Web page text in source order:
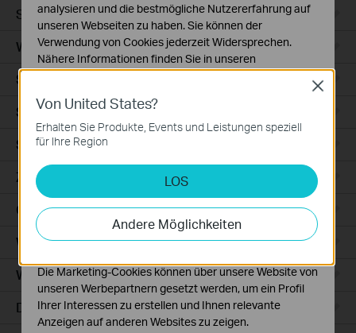
Smart Sensors
WLAN-Repeater+
Smartes Thermostat
Smart Hub
Saugroboter
Zubehör für Saugroboter
Ceiling Mount
WiFi
Wall Plate
Desktop
Von United States?
Erhalten Sie Produkte, Events und Leistungen speziell
für Ihre Region
LOS
Andere Möglichkeiten
Close
analysieren und die bestmögliche Nutzererfahrung auf
unseren Webseiten zu haben. Sie können der
Verwendung von Cookies jederzeit Widersprechen.
Nähere Informationen finden Sie in unseren
Datenschutzhinweisen.
Notwendige Cookies
Diese Cookies sind zur Funktion der Website
erforderlich und können in Ihren Systemen nicht
Analyse- und Marketing-Cookies
Analyse-Cookies ermöglichen es uns, Ihre Aktivitäten
auf unserer Website zu analysieren, um die
Funktionsweise unserer Website zu verbessern und
Die Marketing-Cookies können über unsere Website von
unseren Werbepartnern gesetzt werden, um ein Profil
Ihrer Interessen zu erstellen und Ihnen relevante
Anzeigen auf anderen Websites zu zeigen.